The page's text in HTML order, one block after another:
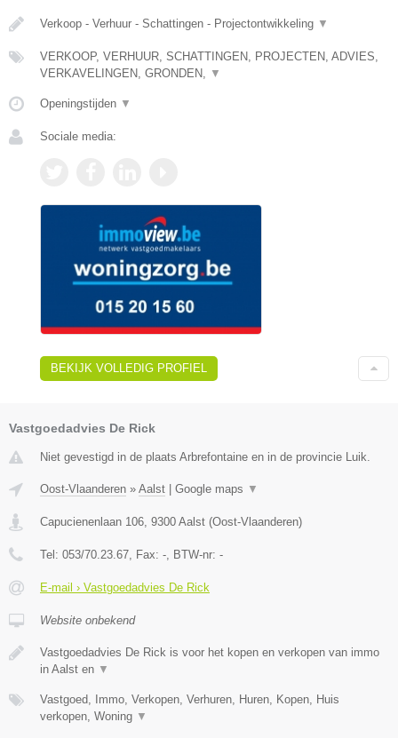
Verkoop - Verhuur - Schattingen - Projectontwikkeling ▼
VERKOOP, VERHUUR, SCHATTINGEN, PROJECTEN, ADVIES,
VERKAVELINGEN, GRONDEN,
▼
Openingstijden ▼
Sociale media:
BEKIJK VOLLEDIG PROFIEL
Vastgoedadvies De Rick
Niet gevestigd in de plaats Arbrefontaine en in de provincie Luik.
Oost-Vlaanderen » Aalst Google maps ▼
Capucienenlaan 106 9300 Aalst (Oost-Vlaanderen)
Tel: 053/70.23.67 , Fax: - , BTW-nr: -
E-mail › Vastgoedadvies De Rick
Website onbekend
Vastgoedadvies De Rick is voor het kopen en verkopen van immo
in Aalst en ▼
Vastgoed, Immo, Verkopen, Verhuren, Huren, Kopen, Huis
verkopen, Woning ▼